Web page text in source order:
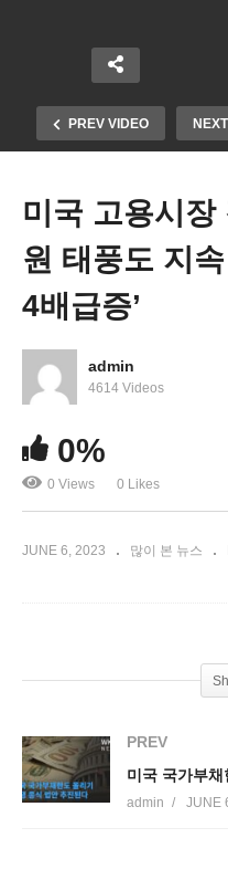
PREV VIDEO
세계은행 경제전망 ‘미
년 더 약화’
미국 고용시장
원 태풍도 지
4배급증’
admin
4614 Videos
0%
0 Views 0 Likes
JUNE 6, 2023 많이 본 뉴스
PREV
admin JUNE